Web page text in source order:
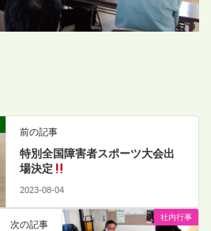
前の記事
特別全国障害者スポーツ大会出
場決定
2023-08-04
社内行事
次の記事